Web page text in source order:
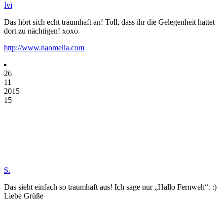
Ivi
Das hört sich echt traumhaft an! Toll, dass ihr die Gelegenheit hattet
dort zu nächtigen! xoxo
http://www.naomella.com
26
11
2015
15
S.
Das sieht einfach so traumhaft aus! Ich sage nur „Hallo Fernweh“. :)
Liebe Grüße